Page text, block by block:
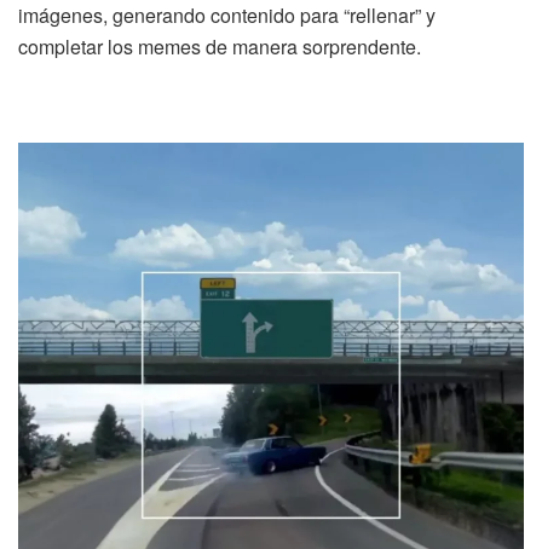
imágenes, generando contenido para “rellenar” y
completar los memes de manera sorprendente.